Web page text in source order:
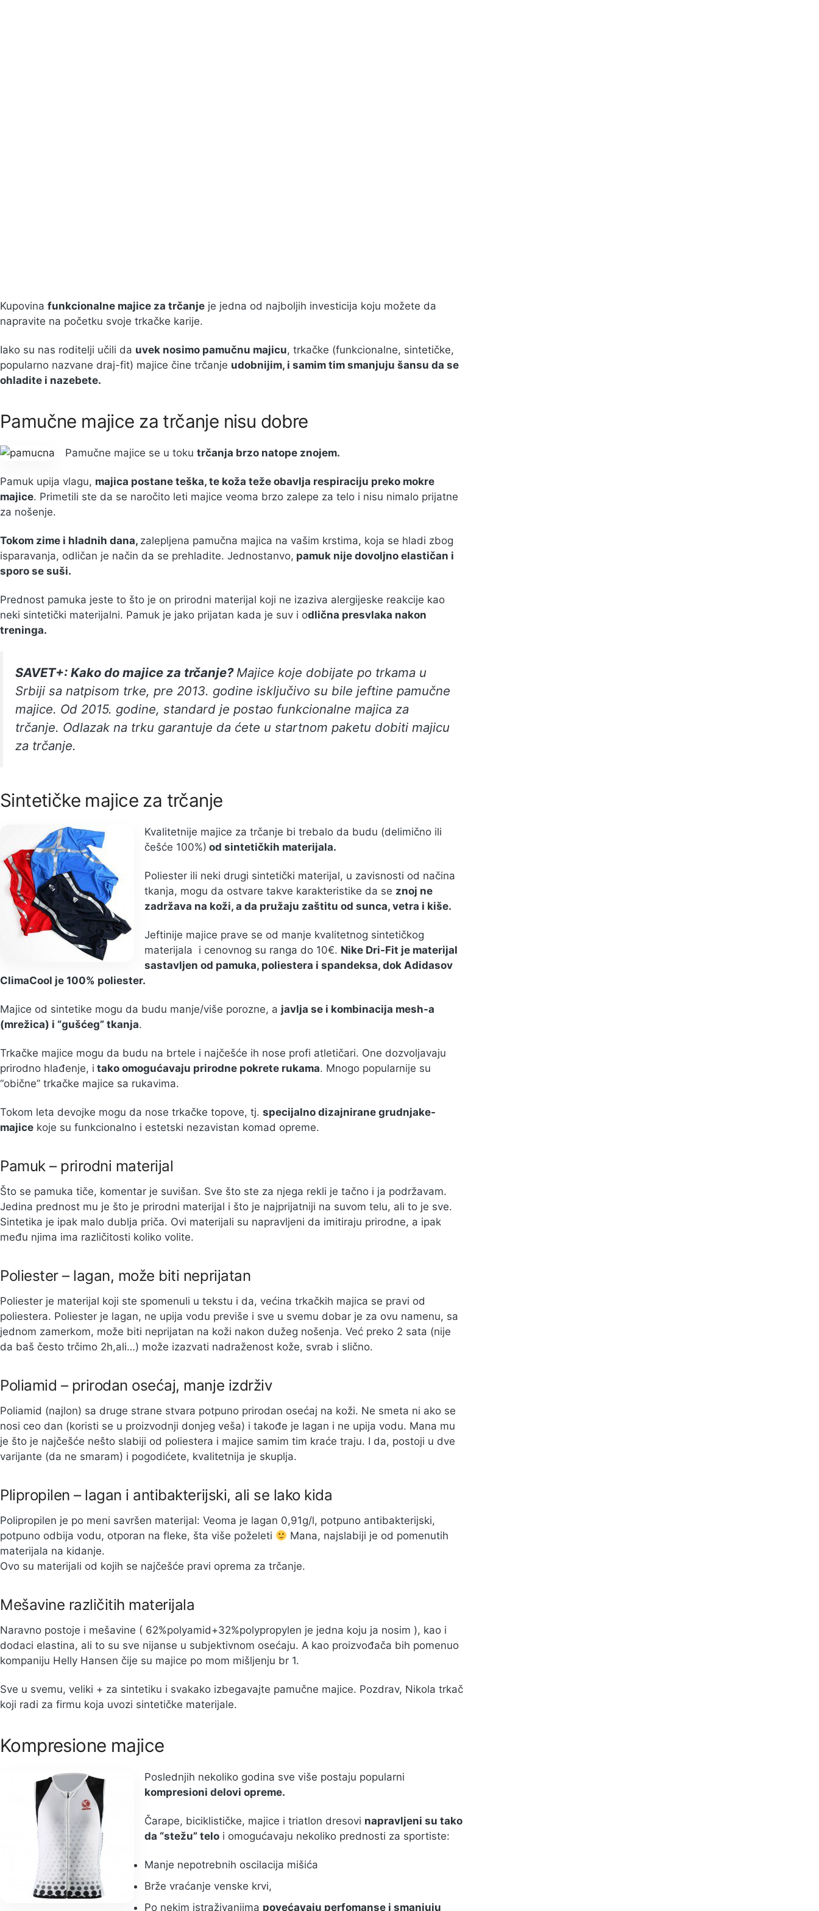
Kupovina funkcionalne majice za trčanje je jedna od najboljih investicija koju možete da
napravite na početku svoje trkačke karije.
Iako su nas roditelji učili da uvek nosimo pamučnu majicu, trkačke (funkcionalne, sintetičke,
popularno nazvane draj-fit) majice čine trčanje udobnijim, i samim tim smanjuju šansu da se
ohladite i nazebete.
Pamučne majice za trčanje nisu dobre
Pamučne majice se u toku trčanja brzo natope znojem.
Pamuk upija vlagu, majica postane teška, te koža teže obavlja respiraciju preko mokre
majice. Primetili ste da se naročito leti majice veoma brzo zalepe za telo i nisu nimalo prijatne
za nošenje.
Tokom zime i hladnih dana, zalepljena pamučna majica na vašim krstima, koja se hladi zbog
isparavanja, odličan je način da se prehladite. Jednostanvo, pamuk nije dovoljno elastičan i
sporo se suši.
Prednost pamuka jeste to što je on prirodni materijal koji ne izaziva alergijeske reakcije kao
neki sintetički materijalni. Pamuk je jako prijatan kada je suv i odlična presvlaka nakon
treninga.
SAVET+: Kako do majice za trčanje? Majice koje dobijate po trkama u
Srbiji sa natpisom trke, pre 2013. godine isključivo su bile jeftine pamučne
majice. Od 2015. godine, standard je postao funkcionalne majica za
trčanje. Odlazak na trku garantuje da ćete u startnom paketu dobiti majicu
za trčanje.
Sintetičke majice za trčanje
Kvalitetnije majice za trčanje bi trebalo da budu (delimično ili
češće 100%) od sintetičkih materijala.
Poliester ili neki drugi sintetički materijal, u zavisnosti od načina
tkanja, mogu da ostvare takve karakteristike da se znoj ne
zadržava na koži, a da pružaju zaštitu od sunca, vetra i kiše.
Jeftinije majice prave se od manje kvalitetnog sintetičkog
materijala i cenovnog su ranga do 10€. Nike Dri-Fit je materijal
sastavljen od pamuka, poliestera i spandeksa, dok Adidasov
ClimaCool je 100% poliester.
Majice od sintetike mogu da budu manje/više porozne, a javlja se i kombinacija mesh-a
(mrežica) i “gušćeg” tkanja.
Trkačke majice mogu da budu na brtele i najčešće ih nose profi atletičari. One dozvoljavaju
prirodno hlađenje, i tako omogućavaju prirodne pokrete rukama. Mnogo popularnije su
“obične” trkačke majice sa rukavima.
Tokom leta devojke mogu da nose trkačke topove, tj. specijalno dizajnirane grudnjake-
majice koje su funkcionalno i estetski nezavistan komad opreme.
Pamuk – prirodni materijal
Što se pamuka tiče, komentar je suvišan. Sve što ste za njega rekli je tačno i ja podržavam.
Jedina prednost mu je što je prirodni materijal i što je najprijatniji na suvom telu, ali to je sve.
Sintetika je ipak malo dublja priča. Ovi materijali su napravljeni da imitiraju prirodne, a ipak
među njima ima različitosti koliko volite.
Poliester – lagan, može biti neprijatan
Poliester je materijal koji ste spomenuli u tekstu i da, većina trkačkih majica se pravi od
poliestera. Poliester je lagan, ne upija vodu previše i sve u svemu dobar je za ovu namenu, sa
jednom zamerkom, može biti neprijatan na koži nakon dužeg nošenja. Već preko 2 sata (nije
da baš često trčimo 2h,ali…) može izazvati nadraženost kože, svrab i slično.
Poliamid – prirodan osećaj, manje izdrživ
Poliamid (najlon) sa druge strane stvara potpuno prirodan osećaj na koži. Ne smeta ni ako se
nosi ceo dan (koristi se u proizvodnji donjeg veša) i takođe je lagan i ne upija vodu. Mana mu
je što je najčešće nešto slabiji od poliestera i majice samim tim kraće traju. I da, postoji u dve
varijante (da ne smaram) i pogodićete, kvalitetnija je skuplja.
Plipropilen – lagan i antibakterijski, ali se lako kida
Polipropilen je po meni savršen materijal: Veoma je lagan 0,91g/l, potpuno antibakterijski,
potpuno odbija vodu, otporan na fleke, šta više poželeti
Mana, najslabiji je od pomenutih
materijala na kidanje.
Ovo su materijali od kojih se najčešće pravi oprema za trčanje.
Mešavine različitih materijala
Naravno postoje i mešavine ( 62%polyamid+32%polypropylen je jedna koju ja nosim ), kao i
dodaci elastina, ali to su sve nijanse u subjektivnom osećaju. A kao proizvođača bih pomenuo
kompaniju Helly Hansen čije su majice po mom mišljenju br 1.
Sve u svemu, veliki + za sintetiku i svakako izbegavajte pamučne majice. Pozdrav, Nikola trkač
koji radi za firmu koja uvozi sintetičke materijale.
Kompresione majice
Poslednjih nekoliko godina sve više postaju popularni
kompresioni delovi opreme.
Čarape, biciklističke, majice i triatlon dresovi napravljeni su tako
da “stežu” teloi omogućavaju nekoliko prednosti za sportiste:
Manje nepotrebnih oscilacija mišića
Brže vraćanje venske krvi,
Po nekim istraživanjima povećavaju perfomanse i smanjuju